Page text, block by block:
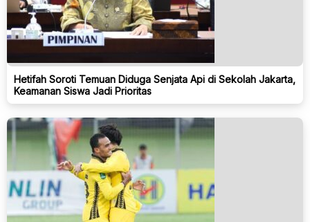
Hetifah Soroti Temuan Diduga Senjata Api di Sekolah Jakarta,
Keamanan Siswa Jadi Prioritas